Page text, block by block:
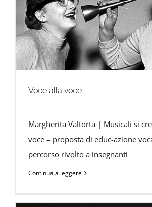
Voce alla voce
Margherita Valtorta | Musicali si
voce – proposta di educ-azione
percorso rivolto a insegnanti
Continua a leggere